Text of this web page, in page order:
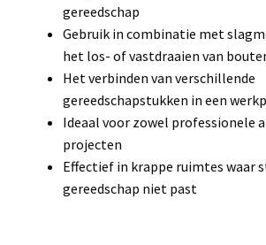
gereedschap
Gebruik in combinatie met
het los- of vastdraaien van
Het verbinden van verschillende
gereedschapstukken in een
Ideaal voor zowel professionele
projecten
Effectief in krappe ruimtes waar
gereedschap niet past